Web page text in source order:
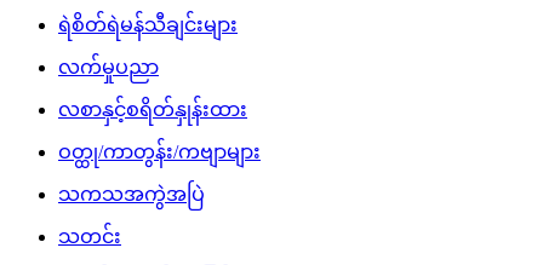
ရဲစိတ်ရဲမန်သီချင်းများ
လက်မှုပညာ
လစာနှင့်စရိတ်နှုန်းထား
ဝတ္ထု/ကာတွန်း/ကဗျာများ
သကသအကွဲအပြဲ
သတင်း